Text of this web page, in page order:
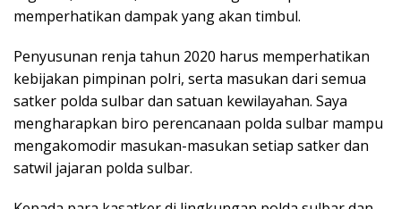
memperhatikan dampak yang akan timbul.
Penyusunan renja tahun 2020 harus memperhatikan
kebijakan pimpinan polri, serta masukan dari semua
satker polda sulbar dan satuan kewilayahan. Saya
mengharapkan biro perencanaan polda sulbar mampu
mengakomodir masukan-masukan setiap satker dan
satwil jajaran polda sulbar.